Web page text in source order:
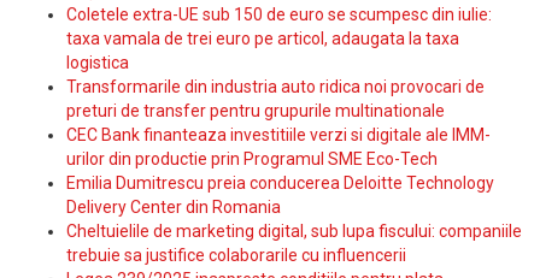
Coletele extra-UE sub 150 de euro se scumpesc din iulie:
taxa vamala de trei euro pe articol, adaugata la taxa
logistica
Transformarile din industria auto ridica noi provocari de
preturi de transfer pentru grupurile multinationale
CEC Bank finanteaza investitiile verzi si digitale ale IMM-
urilor din productie prin Programul SME Eco-Tech
Emilia Dumitrescu preia conducerea Deloitte Technology
Delivery Center din Romania
Cheltuielile de marketing digital, sub lupa fiscului: companiile
trebuie sa justifice colaborarile cu influencerii